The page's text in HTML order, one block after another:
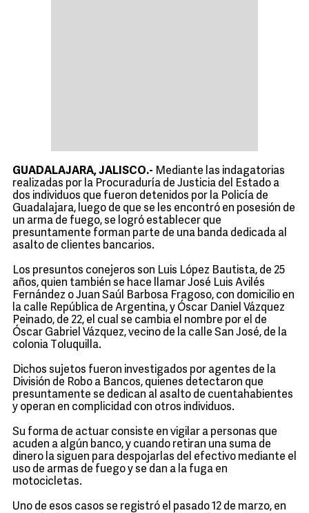
GUADALAJARA, JALISCO.- Mediante las indagatorias
realizadas por la Procuraduría de Justicia del Estado a
dos individuos que fueron detenidos por la Policía de
Guadalajara, luego de que se les encontró en posesión de
un arma de fuego, se logró establecer que
presuntamente forman parte de una banda dedicada al
asalto de clientes bancarios.
Los presuntos conejeros son Luis López Bautista, de 25
años, quien también se hace llamar José Luis Avilés
Fernández o Juan Saúl Barbosa Fragoso, con domicilio en
la calle República de Argentina, y Óscar Daniel Vázquez
Peinado, de 22, el cual se cambia el nombre por el de
Óscar Gabriel Vázquez, vecino de la calle San José, de la
colonia Toluquilla.
Dichos sujetos fueron investigados por agentes de la
División de Robo a Bancos, quienes detectaron que
presuntamente se dedican al asalto de cuentahabientes
y operan en complicidad con otros individuos.
Su forma de actuar consiste en vigilar a personas que
acuden a algún banco, y cuando retiran una suma de
dinero la siguen para despojarlas del efectivo mediante el
uso de armas de fuego y se dan a la fuga en
motocicletas.
Uno de esos casos se registró el pasado 12 de marzo, en